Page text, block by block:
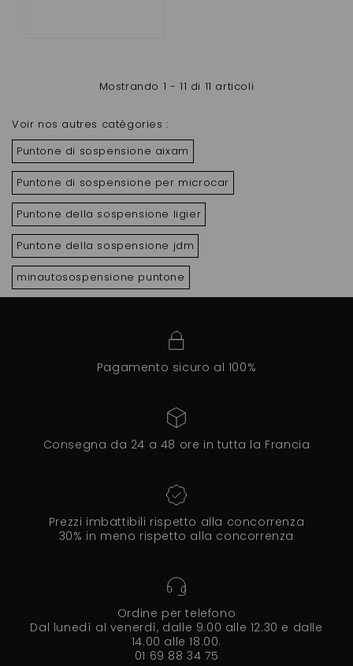
Mostrando 1 - 11 di 11 articoli
Voir nos autres catégories :
Puntone di sospensione aixam
Puntone di sospensione per microcar
Puntone della sospensione ligier
Puntone della sospensione jdm
minautosospensione puntone
Pagamento sicuro al 100%
Consegna da 24 a 48 ore in tutta la Francia
Prezzi imbattibili rispetto alla concorrenza
30% in meno rispetto alla concorrenza
Ordine per telefono
Dal lunedì al venerdì, dalle 9.00 alle 12.30 e dalle
14.00 alle 18.00.
01 69 88 34 75